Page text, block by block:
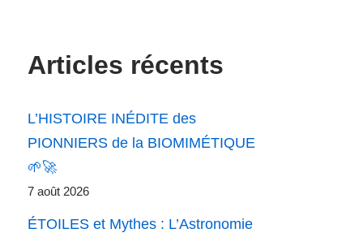
Articles récents
L’HISTOIRE INÉDITE des
PIONNIERS de la BIOMIMÉTIQUE
🌱🚀
7 août 2026
ÉTOILES et Mythes : L’Astronomie